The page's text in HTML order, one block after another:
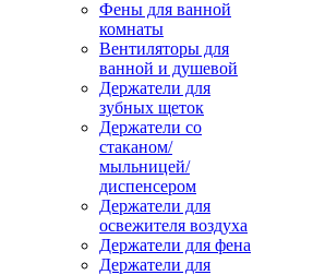
Фены для ванной
комнаты
Вентиляторы для
ванной и душевой
Держатели для
зубных щеток
Держатели со
стаканом/
мыльницей/
диспенсером
Держатели для
освежителя воздуха
Держатели для фена
Держатели для